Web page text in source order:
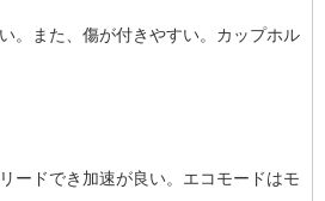
。また、傷が付きやすい。カップホル
ードでき加速が良い。エコモードはモ